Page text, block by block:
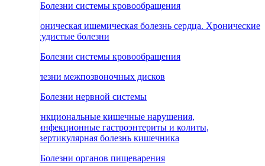
69 Болезни системы кровообращения
Хроническая ишемическая болезнь сердца. Хронические
сосудистые болезни
69 Болезни системы кровообращения
Болезни межпозвоночных дисков
66 Болезни нервной системы
Функциональные кишечные нарушения,
неинфекционные гастроэнтериты и колиты,
дивертикулярная болезнь кишечника
71 Болезни органов пищеварения